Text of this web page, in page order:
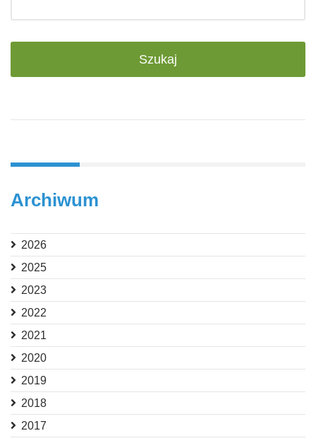
Archiwum
2026
2025
2023
2022
2021
2020
2019
2018
2017